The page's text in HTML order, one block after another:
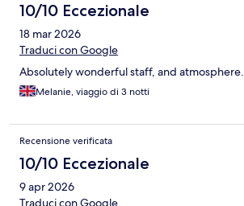
10/10 Eccezionale
18 mar 2026
Traduci con Google
Absolutely wonderful staff, and atmosphere.
Melanie, viaggio di 3 notti
Recensione verificata
10/10 Eccezionale
9 apr 2026
Traduci con Google